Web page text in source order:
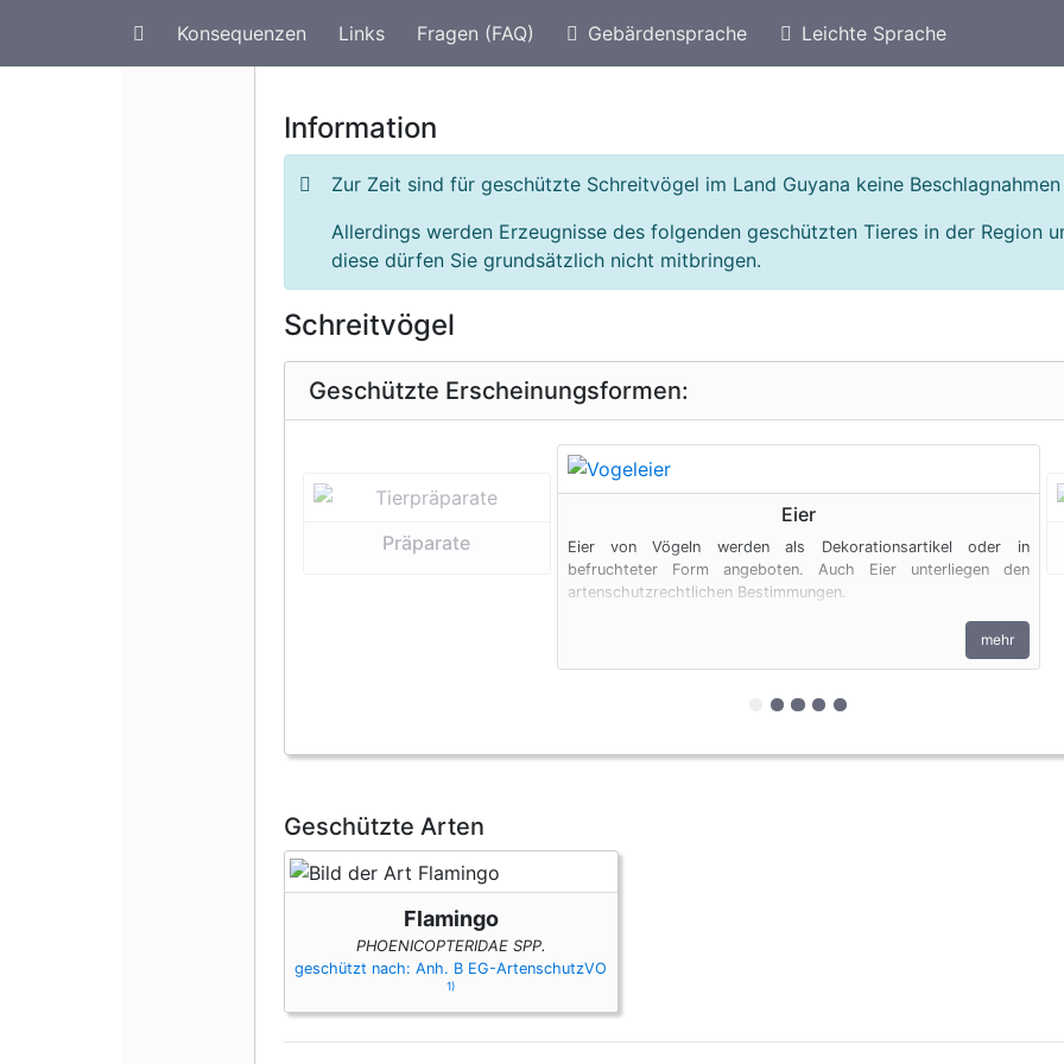
Konsequenzen Links Fragen (FAQ) Gebärdensprache Leichte Sprache
Information
Zur Zeit sind für geschützte Schreitvögel im Land Guyana keine
Allerdings werden Erzeugnisse des folgenden geschützten Tieres in der Region
diese dürfen Sie grundsätzlich nicht mitbringen.
Schreitvögel
Geschützte Erscheinungsformen:
Vorherige geschützte Erscheinungsform
Präparate
Eier
Eier von Vögeln werden als Dekorationsartikel oder in
befruchteter Form angeboten. Auch Eier unterliegen den
artenschutzrechtlichen Bestimmungen.
mehr
zur 1. geschützten
zur 2. geschützten
zur 3. geschützten
zur 4. geschützten
zur 5. geschützten
Geschützte Arten
Flamingo
PHOENICOPTERIDAE SPP.
geschützt nach: Anh. B EG-ArtenschutzVO
1)